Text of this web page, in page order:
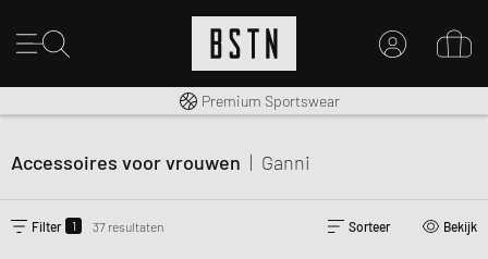
MIJN ACCOUNT
MAAK EEN ACCOUNT AAN
Gratis verzending naar NL vanaf € 100
Premium Sportswear
Accessoires voor vrouwen | Ganni
Filter 1 37 resultaten Sorteer Bekijk